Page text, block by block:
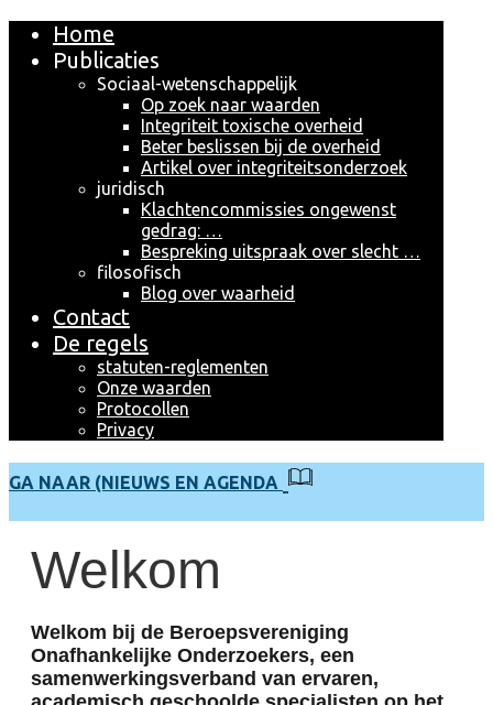
Home
Publicaties
Sociaal-wetenschappelijk
Op zoek naar waarden
Integriteit toxische overheid
Beter beslissen bij de overheid
Artikel over integriteitsonderzoek
juridisch
Klachtencommissies ongewenst
gedrag: …
Bespreking uitspraak over slecht …
filosofisch
Blog over waarheid
Contact
De regels
statuten-reglementen
Onze waarden
Protocollen
Privacy
GA NAAR (NIEUWS EN AGENDA
Welkom
Welkom bij de Beroepsvereniging
Onafhankelijke Onderzoekers, een
samenwerkingsverband van ervaren,